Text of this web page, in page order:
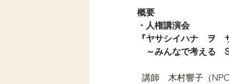
概要
・人権講演会
『ヤサシイハナ　ヲ　
～みんなで考える　
講師　木村響子（